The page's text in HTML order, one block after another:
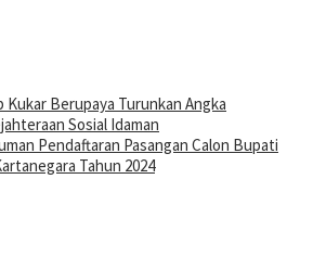
Kukar Berupaya Turunkan Angka
Sosial Idaman
Pendaftaran Pasangan Calon Bupati
Tahun 2024